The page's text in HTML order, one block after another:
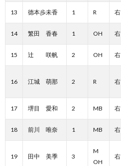
13 德本歩未香 1 R 右
14 繁田 香春 1 OH 右
15 辻 咲帆 2 OH 右
16 江城 萌那 2 R 右
17 堺目 愛和 2 MB 右
18 前川 唯奈 1 MB 右
19 田中 美季 3
M
OH
右